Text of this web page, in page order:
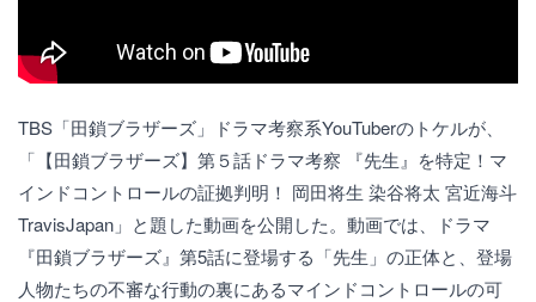
TBS「田鎖ブラザーズ」ドラマ考察系YouTuberのトケルが、
「【田鎖ブラザーズ】第５話ドラマ考察 『先生』を特定！マ
インドコントロールの証拠判明！ 岡田将生 染谷将太 宮近海斗
TravisJapan」と題した動画を公開した。動画では、ドラマ
『田鎖ブラザーズ』第5話に登場する「先生」の正体と、登場
人物たちの不審な行動の裏にあるマインドコントロールの可